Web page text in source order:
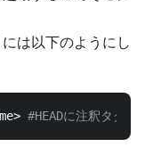
は以下のようにし
#HEADに注釈タグを